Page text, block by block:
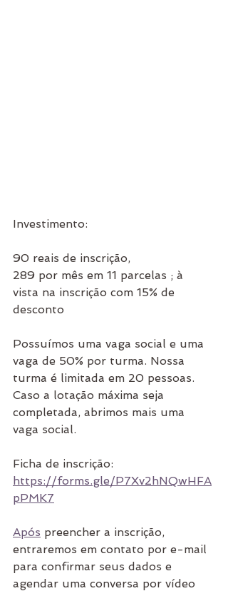
Investimento:
90 reais de inscrição,
289 por mês em 11 parcelas ; à
vista na inscrição com 15% de
desconto
Possuímos uma vaga social e uma
vaga de 50% por turma. Nossa
turma é limitada em 20 pessoas.
Caso a lotação máxima seja
completada, abrimos mais uma
vaga social.
Ficha de inscrição:
https://forms.gle/P7Xv2hNQwHFA
pPMK7
Após preencher a inscrição,
entraremos em contato por e-mail
para confirmar seus dados e
agendar uma conversa por vídeo